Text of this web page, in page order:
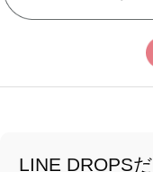
LINE DROPS